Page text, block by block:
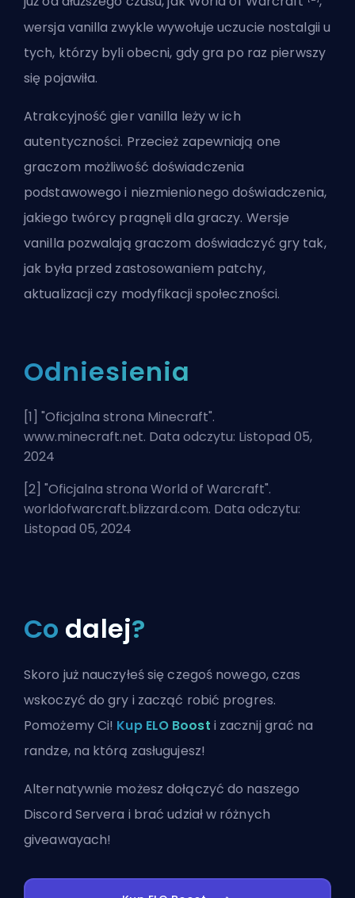
wersja vanilla zwykle wywołuje uczucie nostalgii u
tych, którzy byli obecni, gdy gra po raz pierwszy
się pojawiła.
Atrakcyjność gier vanilla leży w ich
autentyczności. Przecież zapewniają one
graczom możliwość doświadczenia
podstawowego i niezmienionego doświadczenia,
jakiego twórcy pragnęli dla graczy. Wersje
vanilla pozwalają graczom doświadczyć gry tak,
jak była przed zastosowaniem patchy,
aktualizacji czy modyfikacji społeczności.
Odniesienia
[1] "Oficjalna strona Minecraft".
www.minecraft.net. Data odczytu: Listopad 05,
2024
[2] "Oficjalna strona World of Warcraft".
worldofwarcraft.blizzard.com. Data odczytu:
Listopad 05, 2024
Co dalej?
Skoro już nauczyłeś się czegoś nowego, czas
wskoczyć do gry i zacząć robić progres.
Pomożemy Ci! Kup ELO Boost i zacznij grać na
randze, na którą zasługujesz!
Alternatywnie możeszdołączyć do naszego
Discord Servera i brać udział w różnych
giveawayach!